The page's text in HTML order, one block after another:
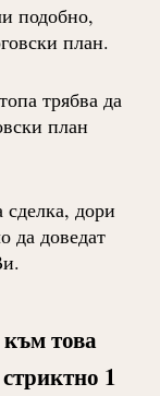
подобно,
план.
трябва да
план
дори
да доведат
това
1